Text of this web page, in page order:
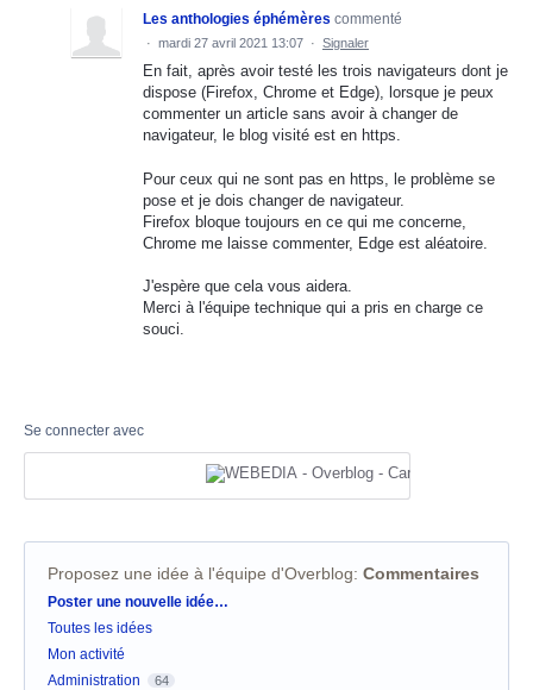
Les anthologies éphémères commenté
· mardi 27 avril 2021 13:07 · Signaler
En fait, après avoir testé les trois navigateurs dont je
dispose (Firefox, Chrome et Edge), lorsque je peux
commenter un article sans avoir à changer de
navigateur, le blog visité est en https.
Pour ceux qui ne sont pas en https, le problème se
pose et je dois changer de navigateur.
Firefox bloque toujours en ce qui me concerne,
Chrome me laisse commenter, Edge est aléatoire.
J'espère que cela vous aidera.
Merci à l'équipe technique qui a pris en charge ce
souci.
Se connecter avec
Proposez une idée à l'équipe d'Overblog: Commentaires
Catégories
Poster une nouvelle idée…
Toutes les idées
Mon activité
Administration
64